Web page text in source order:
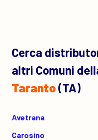
Cerca
altri Comuni
Taranto(TA)
Avetrana
Carosino